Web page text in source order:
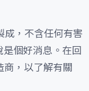
成，不含任何有害
個好消息。在回
，以了解有關